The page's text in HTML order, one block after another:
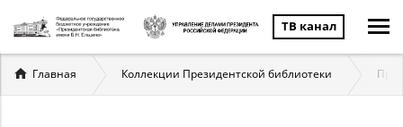
ТВ канал
Вы
здесь
Главная Коллекции Президентской библиотеки